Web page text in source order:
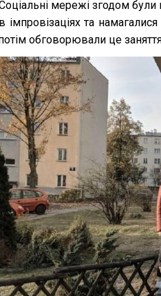
мережі згодом
імпровізаціях та
обговорювали це